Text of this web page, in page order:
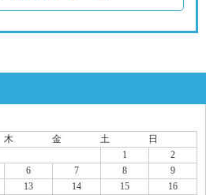
木 金 土
日
1
2
6 7 8
9
13 14 15
16